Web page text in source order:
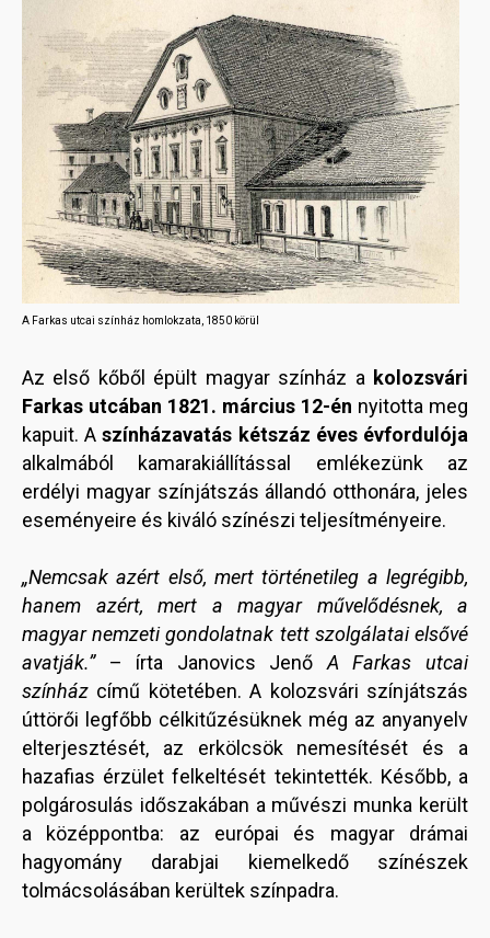
A Farkas utcai színház homlokzata, 1850 körül
Az első kőből épült magyar színház a kolozsvári
Farkas utcában 1821. március 12-én nyitotta meg
kapuit. Aszínházavatás kétszáz éves évfordulója
alkalmából kamarakiállítással emlékezünk az
erdélyi magyar színjátszás állandó otthonára, jeles
eseményeire és kiváló színészi teljesítményeire.
„Nemcsak azért első, mert történetileg a legrégibb,
hanem azért, mert a magyar művelődésnek, a
magyar nemzeti gondolatnak tett szolgálatai elsővé
avatják.”– írta Janovics JenőA Farkas utcai
színház című kötetében. A kolozsvári színjátszás
úttörői legfőbb célkitűzésüknek még az anyanyelv
elterjesztését, az erkölcsök nemesítését és a
hazafias érzület felkeltését tekintették. Később, a
polgárosulás időszakában a művészi munka került
a középpontba: az európai és magyar drámai
hagyomány darabjai kiemelkedő színészek
tolmácsolásában kerültek színpadra.